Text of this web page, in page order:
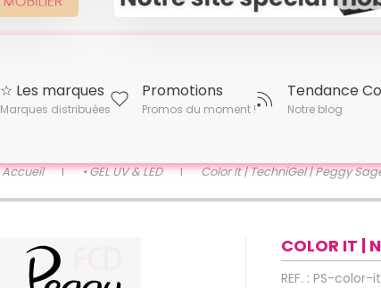
☆ Les marques
Marques distribuées
Promotions
Promos du moment !
Tendance
Notre blog
Accueil • GEL UV & LED Color It | TechniGel | Peggy
COLOR IT |
REF. : PS-